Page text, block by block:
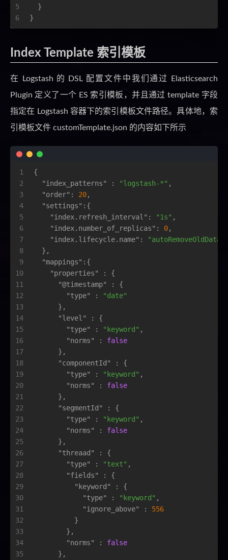
5
6
  }
}
Index Template 索引模板
在 Logstash 的 DSL 配置文件中我们通过 Elasticsearch
Plugin 定义了一个 ES 索引模板，并且通过 template 字段
指定在 Logstash 容器下的索引模板文件路径。具体地，索
引模板文件 customTemplate.json 的内容如下所示
1
2
3
4
5
6
7
8
9
10
11
12
13
14
15
16
17
18
19
20
21
22
23
24
25
26
27
28
29
30
31
32
33
34
35
{
"index_patterns"
: "logstash-*" ,
"order" : 20,
"settings" : {
"index.refresh_interval" : "1s" ,
"index.number_of_replicas" : 0,
"index.lifecycle.name" :
"autoRemoveOldData"
} ,
"mappings" : {
"properties"
:
{
"@timestamp"
:
{
"type"
:
"date"
} ,
"level"
:
{
"type"
: "keyword" ,
"norms"
:
false
} ,
"componentId"
:
{
"type"
: "keyword" ,
"norms"
:
false
} ,
"segmentId"
:
{
"type"
: "keyword" ,
"norms"
:
false
} ,
"threaad"
:
{
"type"
: "text" ,
"fields"
:
{
"keyword"
:
{
"type"
: "keyword" ,
"ignore_above"
:
556
}
} ,
"norms"
:
false
} ,